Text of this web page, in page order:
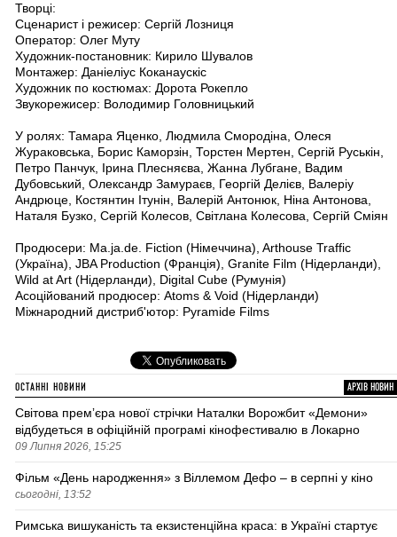
Творці:
Сценарист і режисер: Сергій Лозниця
Оператор: Олег Муту
Художник-постановник: Кирило Шувалов
Монтажер: Даніеліус Коканаускіс
Художник по костюмах: Дорота Рокепло
Звукорежисер: Володимир Головницький
У ролях: Тамара Яценко, Людмила Смородіна, Олеся
Жураковська, Борис Каморзін, Торстен Мертен, Сергій Руськін,
Петро Панчук, Ірина Плесняєва, Жанна Лубгане, Вадим
Дубовський, Олександр Замураєв, Георгій Делієв, Валеріу
Андрюце, Костянтин Ітунін, Валерій Антонюк, Ніна Антонова,
Наталя Бузко, Сергій Колесов, Світлана Колесова, Сергій Сміян
Продюсери: Ma.ja.de. Fiction (Німеччина), Arthouse Traffic
(Україна), JBA Production (Франція), Granite Film (Нідерланди),
Wild at Art (Нідерланди), Digital Cube (Румунія)
Асоційований продюсер: Atoms & Void (Нідерланди)
Міжнародний дистриб'ютор: Pyramide Films
ОСТАННІ НОВИНИ АРХІВ НОВИН
Світова премʼєра нової стрічки Наталки Ворожбит «Демони»
відбудеться в офіційній програмі кінофестивалю в Локарно
09 Липня 2026, 15:25
Фільм «День народження» з Віллемом Дефо – в серпні у кіно
сьогодні, 13:52
Римська вишуканість та екзистенційна краса: в Україні стартує